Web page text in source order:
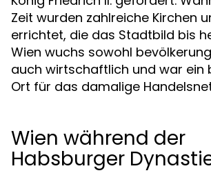
Zeit wurden zahlreiche Kirchen
errichtet, die das Stadtbild bis
Wien wuchs sowohl
auch wirtschaftlich und war ein
Ort für das damalige
Wien während der
Habsburger